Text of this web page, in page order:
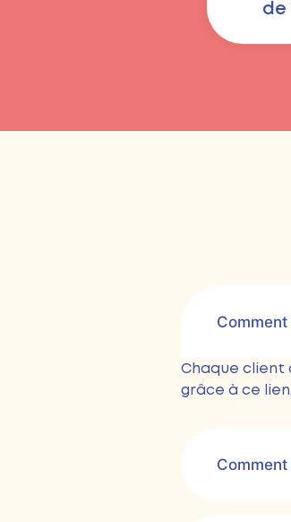
de
Chaque client
grâce à ce